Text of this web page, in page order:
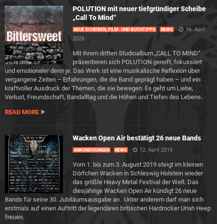
POLUTION mit neuer tiefgründiger Scheibe
„Call To Mind“
NEUE SCHEIBEN, FILM- UND BUCHTIPPS NEWS
16. April
2025
Mit ihrem dritten Studioalbum „CALL TO MIND“
präsentieren sich POLUTION gereift, fokussiert
und emotionaler denn je. Das Werk ist eine musikalische Reflexion über
vergangene Zeiten – Erfahrungen, die die Band geprägt haben – und ein
kraftvoller Ausdruck der Themen, die sie bewegen. Es geht um Liebe,
Verlust, Freundschaft, Bandalltag und die Höhen und Tiefen des Lebens.
READ MORE
Wacken Open Air bestätigt 26 neue Bands
ANKÜNDIGUNGEN NEWS 12. April 2019
Vom 1. bis zum 3. August 2019 steigt im kleinen
Dörfchen Wacken in Schleswig Holstein wieder
das größte Heavy Metal Festival der Welt. Das
diesjährige Wacken Open Air kündigt 26 neue
Bands für seine 30. Jubiläumsausgabe an. Unter anderem darf man sich
erstmals auf einen Auftritt der legendären britischen Hardrocker Uriah Heep
freuen.